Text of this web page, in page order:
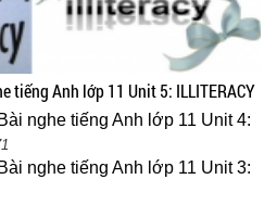
tiếng Anh lớp 11 Unit 5: ILLITERACY
nghe tiếng Anh lớp 11 Unit 4:
nghe tiếng Anh lớp 11 Unit 3: